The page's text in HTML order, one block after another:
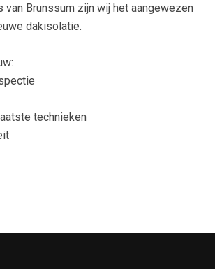
van Brunssum zijn wij het aangewezen
dakisolatie.
technieken